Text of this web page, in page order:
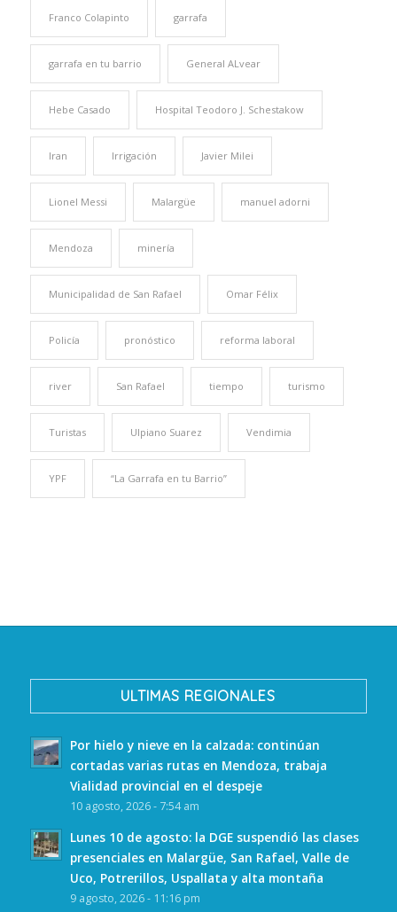
Franco Colapinto garrafa
garrafa en tu barrio General ALvear
Hebe Casado Hospital Teodoro J. Schestakow
Iran Irrigación Javier Milei
Lionel Messi Malargüe manuel adorni
Mendoza minería
Municipalidad de San Rafael Omar Félix
Policía pronóstico reforma laboral
river San Rafael tiempo turismo
Turistas Ulpiano Suarez Vendimia
YPF “La Garrafa en tu Barrio”
ULTIMAS REGIONALES
Por hielo y nieve en la calzada: continúan
cortadas varias rutas en Mendoza, trabaja
Vialidad provincial en el despeje
10 agosto, 2026 - 7:54 am
Lunes 10 de agosto: la DGE suspendió las clases
presenciales en Malargüe, San Rafael, Valle de
Uco, Potrerillos, Uspallata y alta montaña
9 agosto, 2026 - 11:16 pm